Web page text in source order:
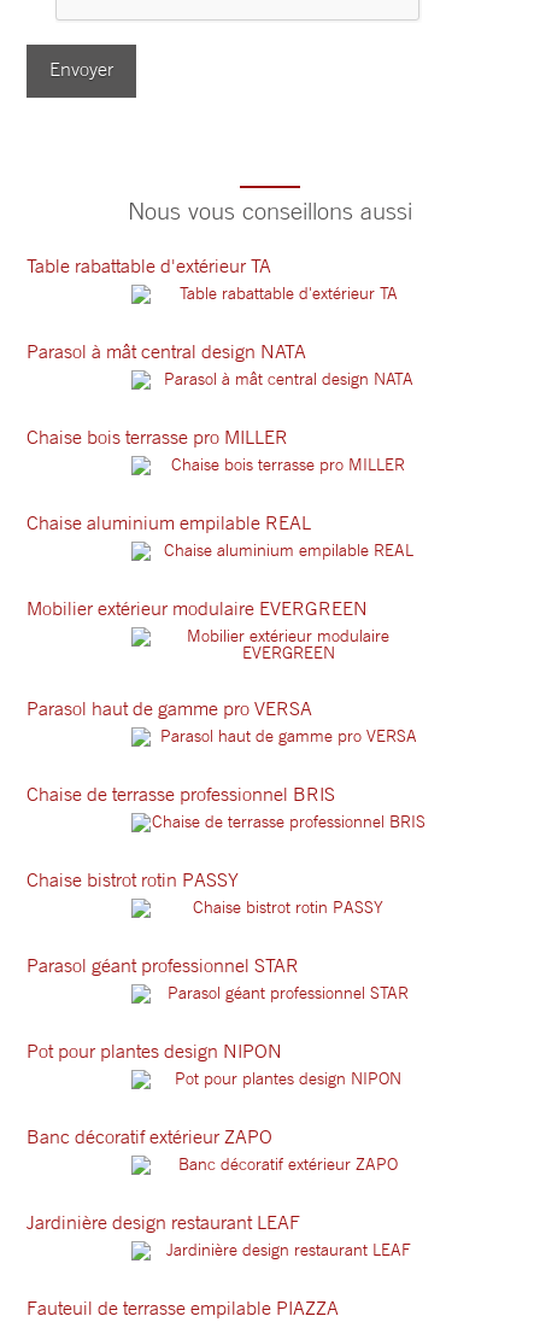
Envoyer
Nous vous conseillons aussi
Table rabattable d'extérieur TA
Parasol à mât central design NATA
Chaise bois terrasse pro MILLER
Chaise aluminium empilable REAL
Mobilier extérieur modulaire EVERGREEN
Parasol haut de gamme pro VERSA
Chaise de terrasse professionnel BRIS
Chaise bistrot rotin PASSY
Parasol géant professionnel STAR
Pot pour plantes design NIPON
Banc décoratif extérieur ZAPO
Jardinière design restaurant LEAF
Fauteuil de terrasse empilable PIAZZA